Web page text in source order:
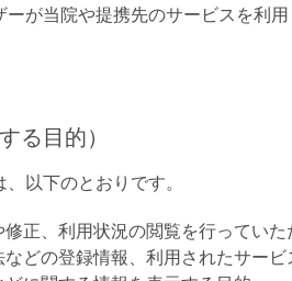
が当院や提携先のサービスを利
る目的）
以下のとおりです。
正、利用状況の閲覧を行っていた
どの登録情報、利用されたサービ